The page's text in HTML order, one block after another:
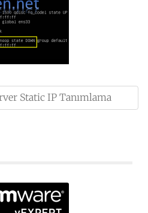
Static IP Tanımlama